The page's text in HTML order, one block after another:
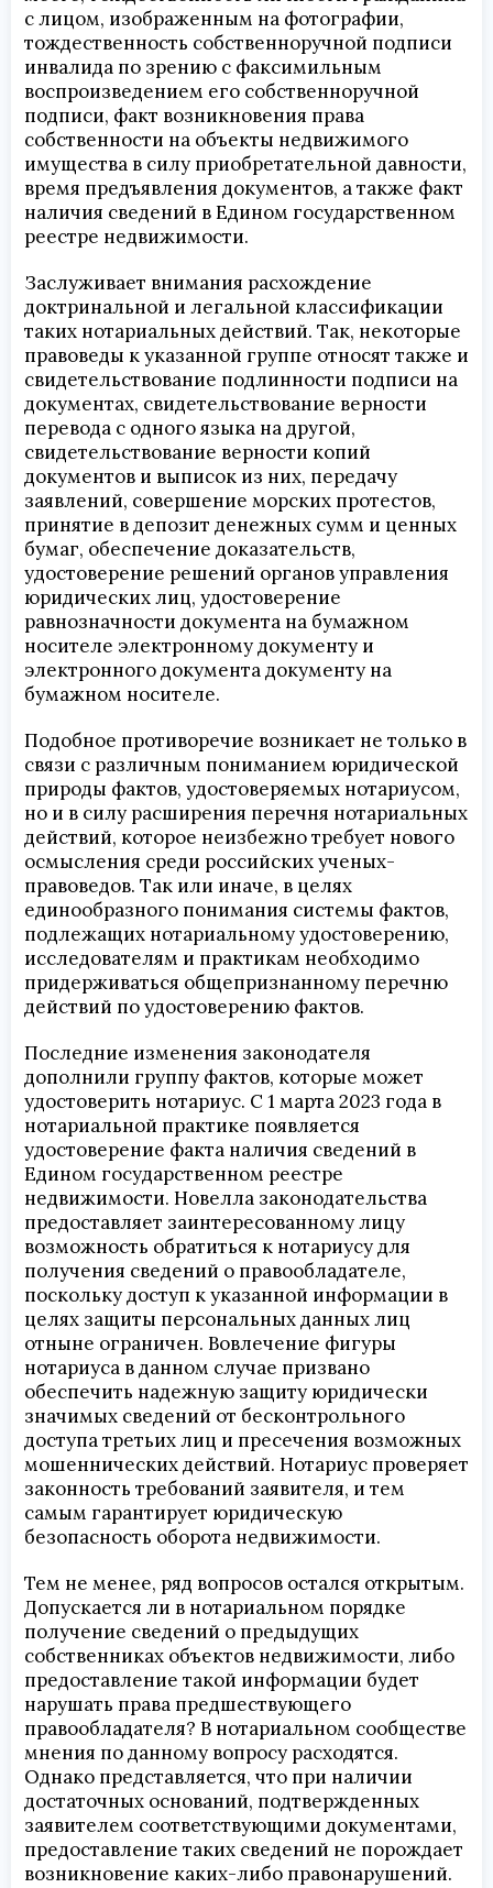
с лицом, изображенным на фотографии,
тождественность собственноручной подписи
инвалида по зрению с факсимильным
воспроизведением его собственноручной
подписи, факт возникновения права
собственности на объекты недвижимого
имущества в силу приобретательной давности,
время предъявления документов, а также факт
наличия сведений в Едином государственном
реестре недвижимости.
Заслуживает внимания расхождение
доктринальной и легальной классификации
таких нотариальных действий. Так, некоторые
правоведы к указанной группе относят также и
свидетельствование подлинности подписи на
документах, свидетельствование верности
перевода с одного языка на другой,
свидетельствование верности копий
документов и выписок из них, передачу
заявлений, совершение морских протестов,
принятие в депозит денежных сумм и ценных
бумаг, обеспечение доказательств,
удостоверение решений органов управления
юридических лиц, удостоверение
равнозначности документа на бумажном
носителе электронному документу и
электронного документа документу на
бумажном носителе.
Подобное противоречие возникает не только в
связи с различным пониманием юридической
природы фактов, удостоверяемых нотариусом,
но и в силу расширения перечня нотариальных
действий, которое неизбежно требует нового
осмысления среди российских ученых-
правоведов. Так или иначе, в целях
единообразного понимания системы фактов,
подлежащих нотариальному удостоверению,
исследователям и практикам необходимо
придерживаться общепризнанному перечню
действий по удостоверению фактов.
Последние изменения законодателя
дополнили группу фактов, которые может
удостоверить нотариус. С 1 марта 2023 года в
нотариальной практике появляется
удостоверение факта наличия сведений в
Едином государственном реестре
недвижимости. Новелла законодательства
предоставляет заинтересованному лицу
возможность обратиться к нотариусу для
получения сведений о правообладателе,
поскольку доступ к указанной информации в
целях защиты персональных данных лиц
отныне ограничен. Вовлечение фигуры
нотариуса в данном случае призвано
обеспечить надежную защиту юридически
значимых сведений от бесконтрольного
доступа третьих лиц и пресечения возможных
мошеннических действий. Нотариус проверяет
законность требований заявителя, и тем
самым гарантирует юридическую
безопасность оборота недвижимости.
Тем не менее, ряд вопросов остался открытым.
Допускается ли в нотариальном порядке
получение сведений о предыдущих
собственниках объектов недвижимости, либо
предоставление такой информации будет
нарушать права предшествующего
правообладателя? В нотариальном сообществе
мнения по данному вопросу расходятся.
Однако представляется, что при наличии
достаточных оснований, подтвержденных
заявителем соответствующими документами,
предоставление таких сведений не порождает
возникновение каких-либо правонарушений.